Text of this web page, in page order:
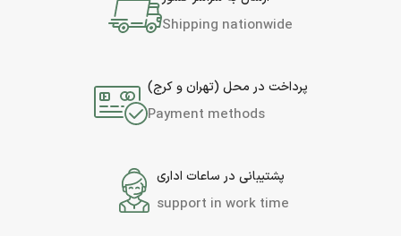
Shipping nationwide
پرداخت در محل (تهران و کرج)
Payment methods
پشتیبانی در ساعات اداری
support in work time